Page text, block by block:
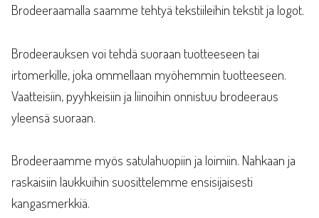
Brodeeraamalla saamme tehtyä tekstiileihin tekstit ja logot.
Brodeerauksen voi tehdä suoraan tuotteeseen tai
irtomerkille, joka ommellaan myöhemmin tuotteeseen.
Vaatteisiin, pyyhkeisiin ja liinoihin onnistuu brodeeraus
yleensä suoraan.
Brodeeraamme myös satulahuopiin ja loimiin. Nahkaan ja
raskaisiin laukkuihin suosittelemme ensisijaisesti
kangasmerkkiä.